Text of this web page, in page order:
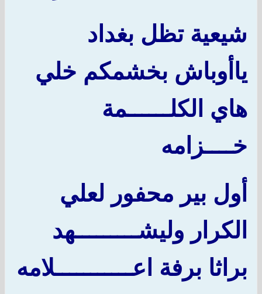
شيعية تظل بغداد
ياأوباش بخشمكم خلي
هاي الكلــــــمة
خــــزامه
أول بير محفور لعلي
الكرار وليشـــــــــهد
براثا برفة اعـــــــــــلامه